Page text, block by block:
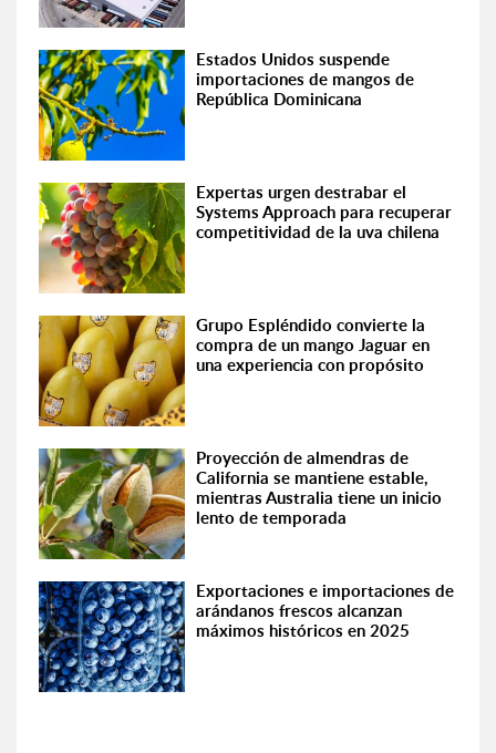
Estados Unidos suspende
importaciones de mangos de
República Dominicana
Expertas urgen destrabar el
Systems Approach para recuperar
competitividad de la uva chilena
Grupo Espléndido convierte la
compra de un mango Jaguar en
una experiencia con propósito
Proyección de almendras de
California se mantiene estable,
mientras Australia tiene un inicio
lento de temporada
Exportaciones e importaciones de
arándanos frescos alcanzan
máximos históricos en 2025